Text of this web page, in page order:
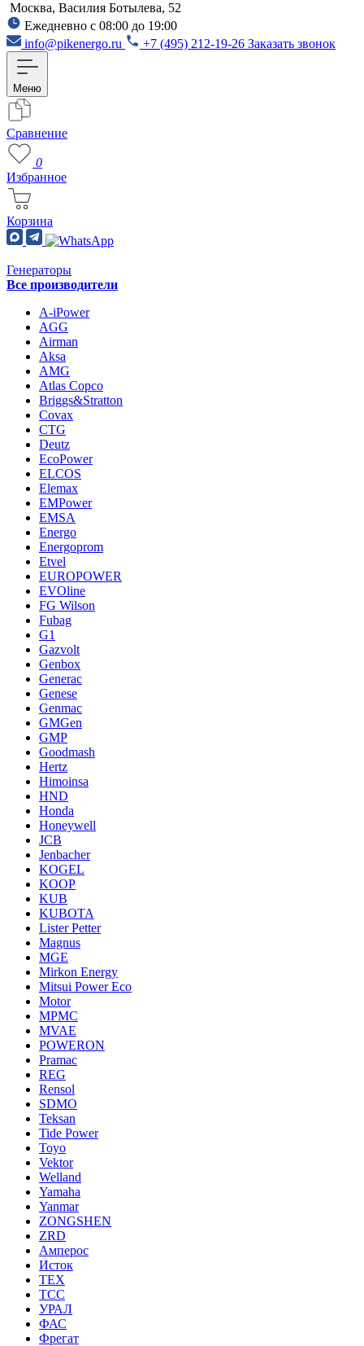
Москва, Василия Ботылева, 52
Ежедневно с 08:00 до 19:00
info@pikenergo.ru
+7 (495) 212-19-26 Заказать звонок
Меню
Сравнение
0
Избранное
Корзина
Генераторы
Все производители
A-iPower
AGG
Airman
Aksa
AMG
Atlas Copco
Briggs&Stratton
Covax
CTG
Deutz
EcoPower
ELCOS
Elemax
EMPower
EMSA
Energo
Energoprom
Etvel
EUROPOWER
EVOline
FG Wilson
Fubag
G1
Gazvolt
Genbox
Generac
Genese
Genmac
GMGen
GMP
Goodmash
Hertz
Himoinsa
HND
Honda
Honeywell
JCB
Jenbacher
KOGEL
KOOP
KUB
KUBOTA
Lister Petter
Magnus
MGE
Mirkon Energy
Mitsui Power Eco
Motor
MPMC
MVAE
POWERON
Pramac
REG
Rensol
SDMO
Teksan
Tide Power
Toyo
Vektor
Welland
Yamaha
Yanmar
ZONGSHEN
ZRD
Амперос
Исток
ТЕХ
ТСС
УРАЛ
ФАС
Фрегат